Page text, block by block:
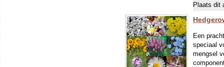
Carex
Holcus
Poa
Plaats dit
Een
speciaal
mengsel